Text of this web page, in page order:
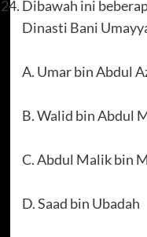
Dibawah ini
Dinasti Bani
A. Umar bin Abdul
B. Walid bin Abdul
C. Abdul Malik bin
D. Saad bin Ubadah